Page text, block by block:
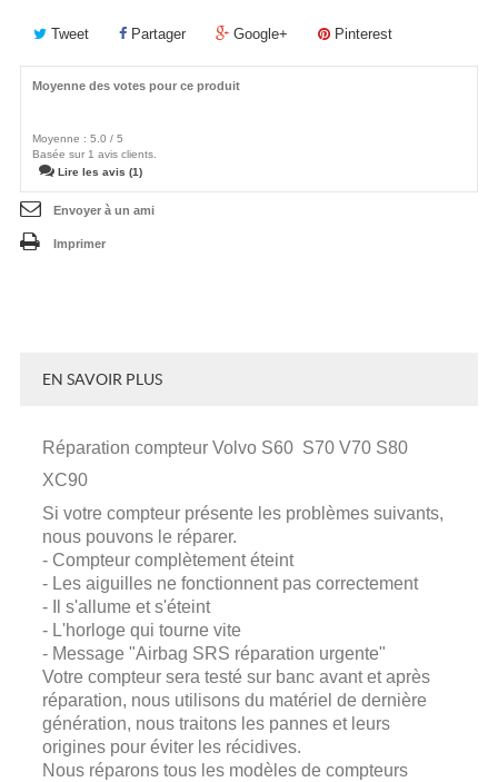
Tweet Partager Google+ Pinterest
Moyenne des votes pour ce produit
Moyenne : 5.0 / 5
Basée sur 1 avis clients.
Lire les avis (1)
Envoyer à un ami
Imprimer
EN SAVOIR PLUS
Réparation compteur Volvo S60 S70 V70 S80
XC90
Si votre compteur présente les problèmes suivants,
nous pouvons le réparer.
- Compteur complètement éteint
- Les aiguilles ne fonctionnent pas correctement
- Il s'allume et s'éteint
- L'horloge qui tourne vite
- Message "Airbag SRS réparation urgente"
Votre compteur sera testé sur banc avant et après
réparation, nous utilisons du matériel de dernière
génération, nous traitons les pannes et leurs
origines pour éviter les récidives.
Nous réparons tous les modèles de compteurs